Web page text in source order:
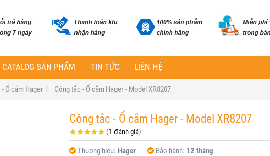
CATALOG SẢN PHẨM TIN TỨC LIÊN HỆ
Ổ cắm Hager Công tắc - Ổ cắm Hager - Model XR8207
Công tắc - Ổ cắm Hager - Model XR8207
(1 đánh giá)
Thương hiệu: Hager Bảo hành: 12 tháng